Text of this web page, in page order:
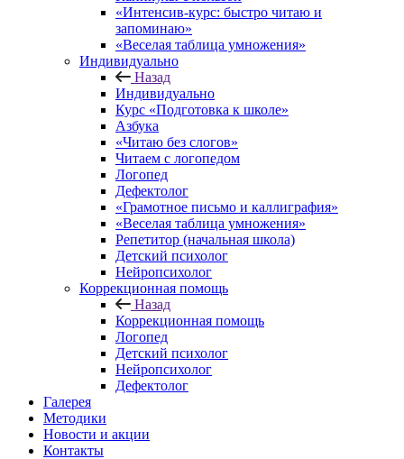
«Интенсив-курс: быстро читаю и
запоминаю»
«Веселая таблица умножения»
Индивидуально
Назад
Индивидуально
Курс «Подготовка к школе»
Азбука
«Читаю без слогов»
Читаем с логопедом
Логопед
Дефектолог
«Грамотное письмо и каллиграфия»
«Веселая таблица умножения»
Репетитор (начальная школа)
Детский психолог
Нейропсихолог
Коррекционная помощь
Назад
Коррекционная помощь
Логопед
Детский психолог
Нейропсихолог
Дефектолог
Галерея
Методики
Новости и акции
Контакты